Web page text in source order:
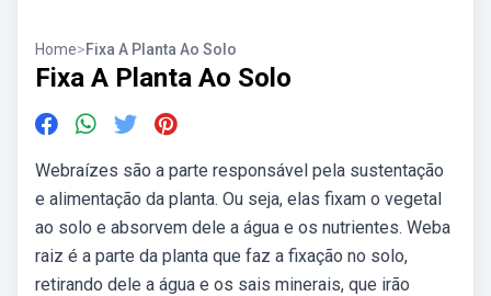
Home>Fixa A Planta Ao Solo
Fixa A Planta Ao Solo
Webraízes são a parte responsável pela sustentação
e alimentação da planta. Ou seja, elas fixam o vegetal
ao solo e absorvem dele a água e os nutrientes. Weba
raiz é a parte da planta que faz a fixação no solo,
retirando dele a água e os sais minerais, que irão